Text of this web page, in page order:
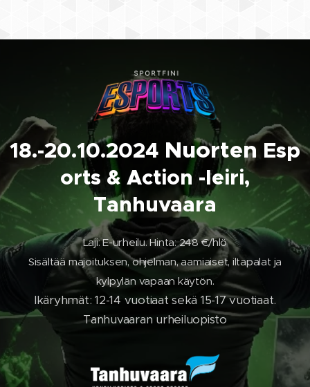
18.-20.10.2024 Nuorten Esp
orts & Action -leiri,
Tanhuvaara
Laji: E-urheilu. Hinta: 248 €/hlö
Sisältää majoituksen, ohjelman, aamiaiset, iltapalat ja
kylpylän vapaan käytön.
Ikäryhmät: 12-14 vuotiaat sekä 15-17 vuotiaat.
Tanhuvaaran urheiluopisto